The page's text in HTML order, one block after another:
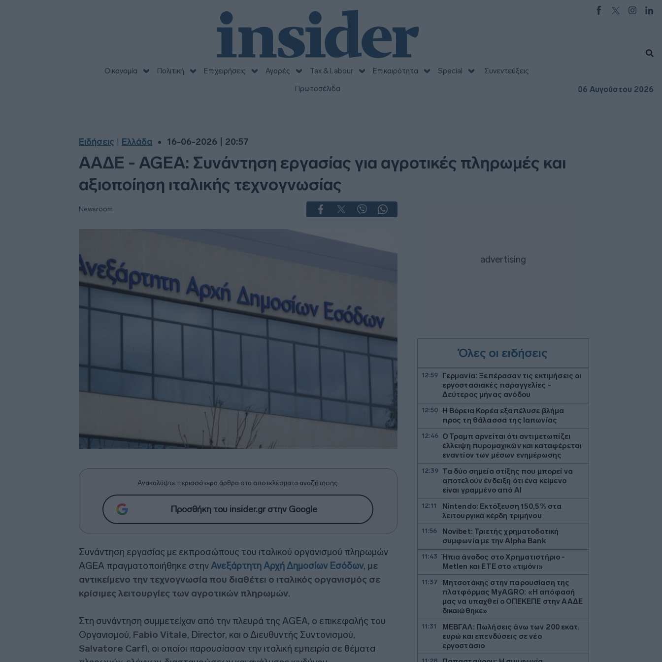
Οικονομία Πολιτική Επιχειρήσεις Αγορές Tax & Labour Επικαιρότητα Special
Συνεντεύξεις
Πρωτοσέλιδα
06 Αυγούστου 2026
Ειδήσεις Ελλάδα 16-06-2026 | 20:57
ΑΑΔΕ - AGEA: Συνάντηση εργασίας για αγροτικές πληρωμές και
αξιοποίηση ιταλικής τεχνογνωσίας
Newsroom
Ανακαλύψτε περισσότερα άρθρα στα αποτελέσματα αναζήτησης.
Προσθήκη του insider.gr στην Google
Συνάντηση εργασίας με εκπροσώπους του ιταλικού οργανισμού πληρωμών
AGEA πραγματοποιήθηκε στηνΑνεξάρτητη Αρχή Δημοσίων Εσόδων, με
αντικείμενο την τεχνογνωσία που διαθέτει ο ιταλικός οργανισμός σε
κρίσιμες λειτουργίες των αγροτικών πληρωμών.
Στη συνάντηση συμμετείχαν από την πλευρά της AGEA, ο επικεφαλής του
Οργανισμού, Fabio Vitale, Director, και ο Διευθυντής Συντονισμού,
Salvatore Carfì, οι οποίοι παρουσίασαν την ιταλική εμπειρία σε θέματα
Όλες οι ειδήσεις
12:59
Γερμανία: Ξεπέρασαν τις εκτιμήσεις οι
εργοστασιακές παραγγελίες -
Δεύτερος μήνας ανόδου
12:50
Η Βόρεια Κορέα εξαπέλυσε βλήμα
προς τη θάλασσα της Ιαπωνίας
12:46
Ο Τραμπ αρνείται ότι αντιμετωπίζει
έλλειψη πυρομαχικών και καταφέρεται
εναντίον των μέσων ενημέρωσης
12:39
Τα δύο σημεία στίξης που μπορεί να
αποτελούν ένδειξη ότι ένα κείμενο
είναι γραμμένο από AI
12:11
Nintendo: Εκτόξευση 150,5% στα
λειτουργικά κέρδη τριμήνου
11:56
Novibet: Τριετής χρηματοδοτική
συμφωνία με την Alpha Bank
11:43
Ήπια άνοδος στο Χρηματιστήριο -
Metlen και ΕΤΕ στο «τιμόνι»
11:37
Μητσοτάκης στην παρουσίαση της
πλατφόρμας ΜyAGRO: «Η απόφασή
μας να υπαχθεί ο ΟΠΕΚΕΠΕ στην ΑΑΔΕ
δικαιώθηκε»
11:31
ΜΕΒΓΑΛ: Πωλήσεις άνω των 200 εκατ.
ευρώ και επενδύσεις σε νέο
εργοστάσιο